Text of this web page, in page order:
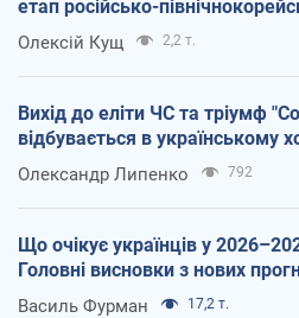
етап російсько-
Олексій Кущ 2,2 т.
Вихід до еліти ЧС та тріумф
відбувається в українському
Олександр Липенко 792
Що очікує українців у
Головні висновки з нових
Василь Фурман 17,2 т.